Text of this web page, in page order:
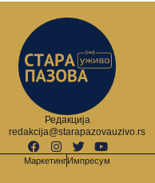
Редакција
redakcija@starapazovauzivo.rs
Маркетинг Импресум